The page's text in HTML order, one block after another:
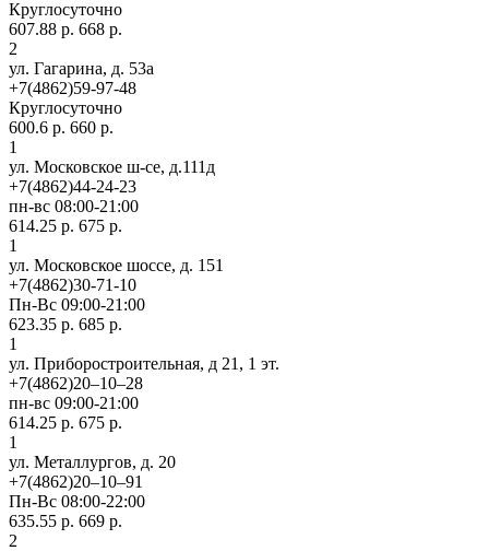
Круглосуточно
607.88 р. 668 р.
2
ул. Гагарина, д. 53а
+7(4862)59-97-48
Круглосуточно
600.6 р. 660 р.
1
ул. Московское ш-се, д.111д
+7(4862)44-24-23
пн-вс 08:00-21:00
614.25 р. 675 р.
1
ул. Московское шоссе, д. 151
+7(4862)30-71-10
Пн-Вс 09:00-21:00
623.35 р. 685 р.
1
ул. Приборостроительная, д 21, 1 эт.
+7(4862)20‒10‒28
пн-вс 09:00-21:00
614.25 р. 675 р.
1
ул. ​Металлургов, д. 20
+7(4862)20‒10‒91
Пн-Вс 08:00-22:00
635.55 р. 669 р.
2